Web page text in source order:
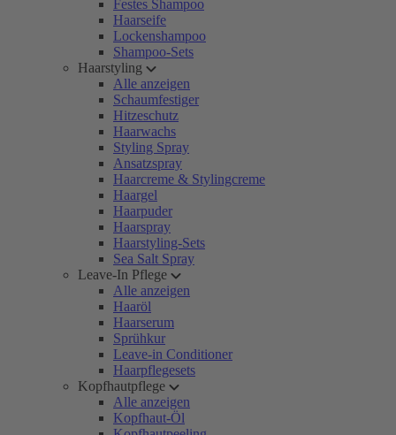
Festes Shampoo
Haarseife
Lockenshampoo
Shampoo-Sets
Haarstyling
Alle anzeigen
Schaumfestiger
Hitzeschutz
Haarwachs
Styling Spray
Ansatzspray
Haarcreme & Stylingcreme
Haargel
Haarpuder
Haarspray
Haarstyling-Sets
Sea Salt Spray
Leave-In Pflege
Alle anzeigen
Haaröl
Haarserum
Sprühkur
Leave-in Conditioner
Haarpflegesets
Kopfhautpflege
Alle anzeigen
Kopfhaut-Öl